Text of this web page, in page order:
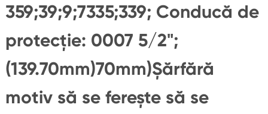
359;39;9;7335;339; Conducă de
protecție: 0007 5/2";
(139.70mm)70mm)Șărfără
motiv să se ferește să se